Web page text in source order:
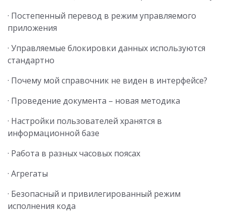
· Постепенный перевод в режим управляемого
приложения
· Управляемые блокировки данных используются
стандартно
· Почему мой справочник не виден в интерфейсе?
· Проведение документа – новая методика
· Настройки пользователей хранятся в
информационной базе
· Работа в разных часовых поясах
· Агрегаты
· Безопасный и привилегированный режим
исполнения кода